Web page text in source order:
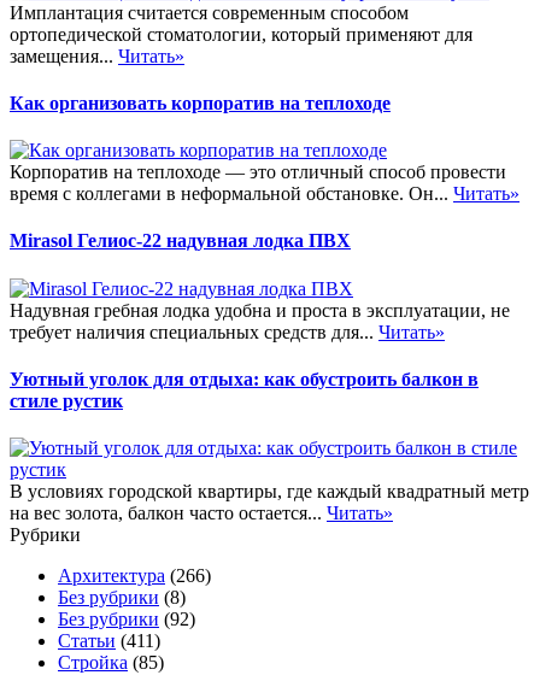
Имплантация считается современным способом
ортопедической стоматологии, который применяют для
замещения... Читать»
Как организовать корпоратив на теплоходе
Корпоратив на теплоходе — это отличный способ провести
время с коллегами в неформальной обстановке. Он... Читать»
Mirasol Гелиос-22 надувная лодка ПВХ
Надувная гребная лодка удобна и проста в эксплуатации, не
требует наличия специальных средств для... Читать»
Уютный уголок для отдыха: как обустроить балкон в
стиле рустик
В условиях городской квартиры, где каждый квадратный метр
на вес золота, балкон часто остается... Читать»
Рубрики
Архитектура (266)
Без рубрики (8)
Без рубрики (92)
Статьи (411)
Стройка (85)